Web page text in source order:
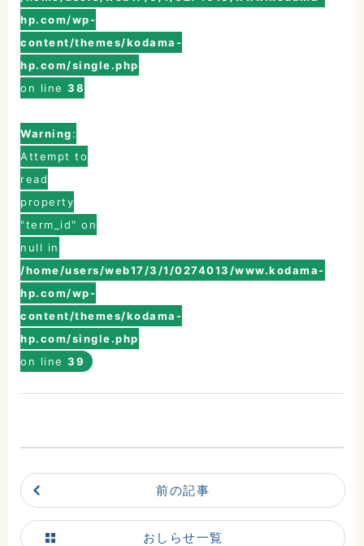
〒986-0873
宮城県石巻市山下町2丁目5番
7号
0225-22-5431(代)
0225-23-0811
交通アクセスはこちら
hp.com/wp-
content/themes/kodama-
hp.com/single.php
on line 38
Warning:
Attempt to
read
property
"term_id" on
null in
/home/users/web17/3/1/0274013/www.kodama-
hp.com/wp-
content/themes/kodama-
hp.com/single.php
on line 39
前の記事
おしらせ一覧